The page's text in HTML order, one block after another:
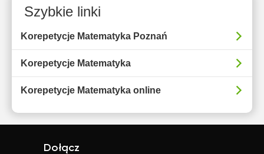
Szybkie linki
Korepetycje Matematyka Poznań
Korepetycje Matematyka
Korepetycje Matematyka online
Dołącz